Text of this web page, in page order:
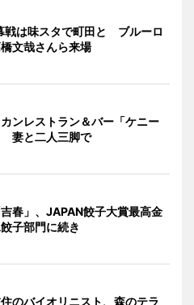
戦は味スタで町田と ブルーロ
文哉さんら来場
ンレストラン＆バー「ケニー
妻と二人三脚で
春」、JAPAN餃子大賞最高金
子部門に続き
のバイオリニスト、森のテラ